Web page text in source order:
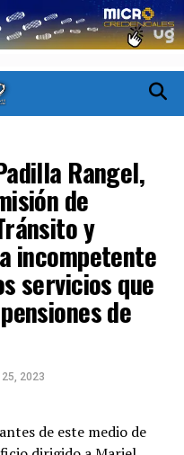
Rangel,
de
y
incompetente
servicios que
de
2023
de este medio de